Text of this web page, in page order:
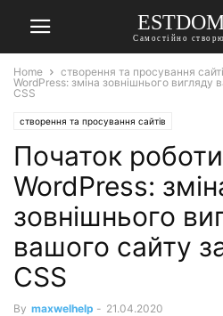
Самостійно
Home створення та просування
WordPress: зміна зовнішнього
CSS
створення та просування сайтів
Початок
WordPress:
зовнішнього
вашого сайту
CSS
By maxwelhelp - 21.04.2020